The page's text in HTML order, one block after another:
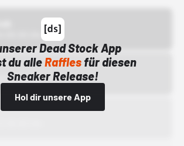
Dead Stock App
du alleRafflesfür diesen
Sneaker Release!
Hol dir unsere App
00:00 Uhr